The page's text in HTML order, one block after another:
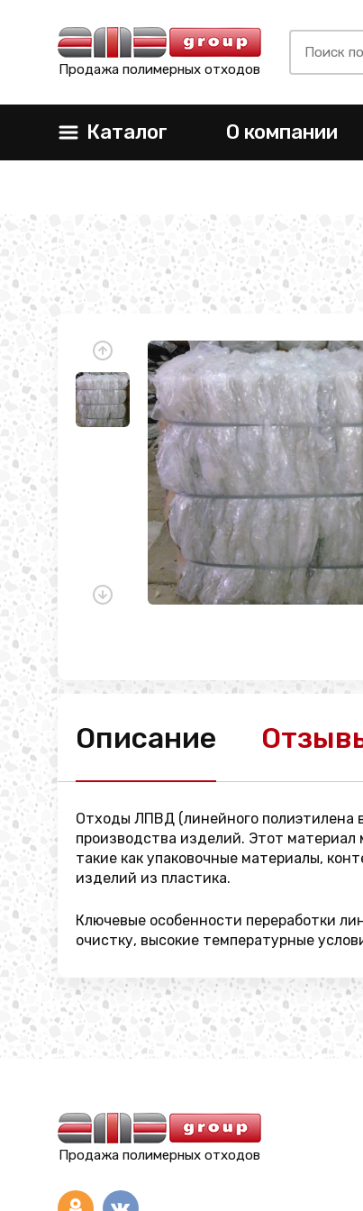
Продажа полимерных отходов
Каталог О компании
Описание
Отходы ЛПВД (линейного полиэтилена
производства изделий. Этот
такие как упаковочные материалы,
изделий из пластика.
Ключевые особенности переработки
очистку, высокие температурные
Продажа полимерных отходов